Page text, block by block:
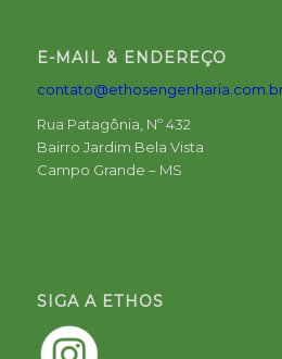
E-MAIL & ENDEREÇO
Rua Patagônia, Nº 432
Bairro Jardim Bela Vista
Campo Grande – MS
SIGA A ETHOS